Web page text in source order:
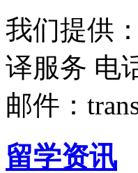
我们提供
译服务 电
邮件：
留学资讯